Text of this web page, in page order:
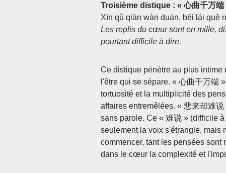
Troisième distique : « 心曲千万端
Xīn qǔ qiān wàn duān, bēi lái què
Les replis du cœur sont en mille,
pourtant difficile à dire.
Ce distique pénètre au plus
l'être qui se sépare. « 心曲千万端
tortuosité et la multiplicité des
affaires entremêlées. « 悲来却难
sans parole. Ce « 难说 » (difficile
seulement la voix s'étrangle, mais
commencer, tant les pensées
dans le cœur la complexité et